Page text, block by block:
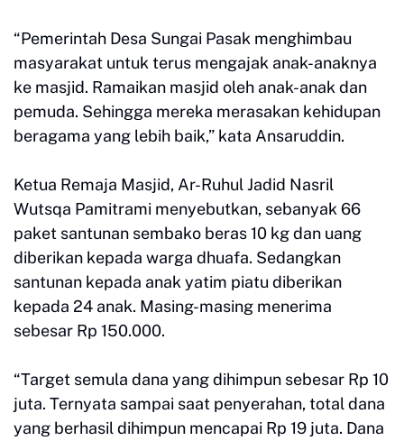
“Pemerintah Desa Sungai Pasak menghimbau
masyarakat untuk terus mengajak anak-anaknya
ke masjid. Ramaikan masjid oleh anak-anak dan
pemuda. Sehingga mereka merasakan kehidupan
beragama yang lebih baik,” kata Ansaruddin.
Ketua Remaja Masjid, Ar-Ruhul Jadid Nasril
Wutsqa Pamitrami menyebutkan, sebanyak 66
paket santunan sembako beras 10 kg dan uang
diberikan kepada warga dhuafa. Sedangkan
santunan kepada anak yatim piatu diberikan
kepada 24 anak. Masing-masing menerima
sebesar Rp 150.000.
“Target semula dana yang dihimpun sebesar Rp 10
juta. Ternyata sampai saat penyerahan, total dana
yang berhasil dihimpun mencapai Rp 19 juta. Dana